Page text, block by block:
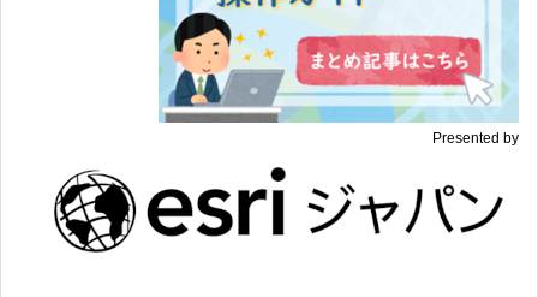
Presented by